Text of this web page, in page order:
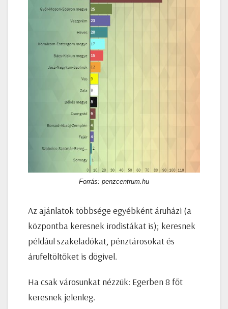
Forrás: penzcentrum.hu
Az ajánlatok többsége egyébként áruházi (a
központba keresnek irodistákat is); keresnek
például szakeladókat, pénztárosokat és
árufeltöltőket is dögivel.
Ha csak városunkat nézzük: Egerben 8 főt
keresnek jelenleg.